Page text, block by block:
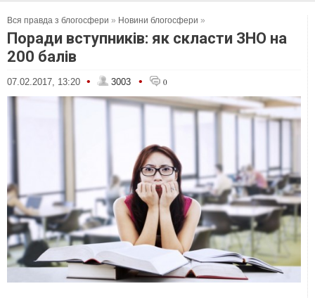
Вся правда з блогосфери » Новини блогосфери »
Поради вступників: як скласти ЗНО на
200 балів
07.02.2017, 13:20 • 3003 • 0